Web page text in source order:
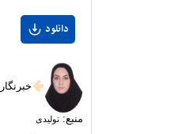
دانلود
خبرنگار
منبع: تولیدی